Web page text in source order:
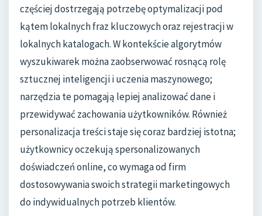
częściej dostrzegają potrzebę optymalizacji pod
kątem lokalnych fraz kluczowych oraz rejestracji w
lokalnych katalogach. W kontekście algorytmów
wyszukiwarek można zaobserwować rosnącą rolę
sztucznej inteligencji i uczenia maszynowego;
narzędzia te pomagają lepiej analizować dane i
przewidywać zachowania użytkowników. Również
personalizacja treści staje się coraz bardziej istotna;
użytkownicy oczekują spersonalizowanych
doświadczeń online, co wymaga od firm
dostosowywania swoich strategii marketingowych
do indywidualnych potrzeb klientów.